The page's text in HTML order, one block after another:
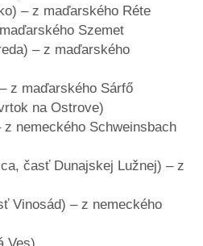
– z maďarského Réte
Szemet
– z maďarského
z maďarského Sárfő
na Ostrove)
z nemeckého Schweinsbach
časť Dunajskej Lužnej) – z
Vinosád) – z nemeckého